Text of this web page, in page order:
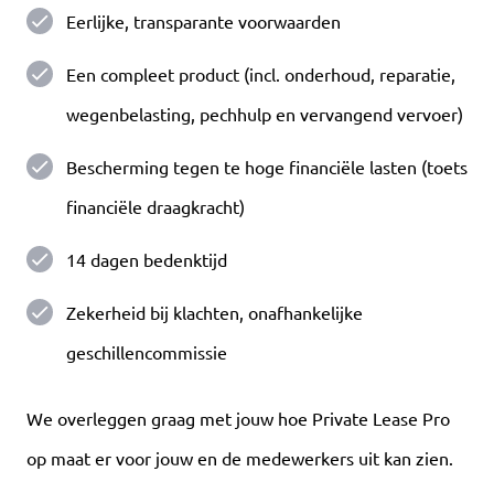
Eerlijke, transparante voorwaarden
Een compleet product (incl. onderhoud, reparatie,
wegenbelasting, pechhulp en vervangend vervoer)
Bescherming tegen te hoge financiële lasten (toets
financiële draagkracht)
14 dagen bedenktijd
Zekerheid bij klachten, onafhankelijke
geschillencommissie
We overleggen graag met jouw hoe Private Lease Pro
op maat er voor jouw en de medewerkers uit kan zien.